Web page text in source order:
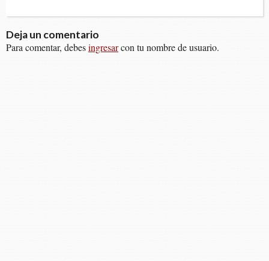
Deja un comentario
Para comentar, debesingresarcon tu nombre de usuario.